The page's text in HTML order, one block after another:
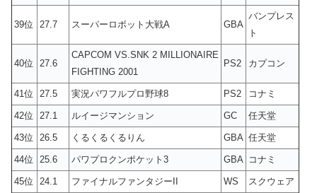
39位 27.7 スーパーロボット大戦A GBA
バンプレス
ト
40位 27.6
CAPCOM VS.SNK 2 MILLIONAIRE
FIGHTING 2001
PS2 カプコン
41位 27.5 実況パワフルプロ野球8 PS2 コナミ
42位 27.1 ルイージマンション GC 任天堂
43位 26.5 くるくるくるりん GBA 任天堂
44位 25.6 パワプロクンポケット3 GBA コナミ
45位 24.1 ファイナルファンタジーII WS スクウェア